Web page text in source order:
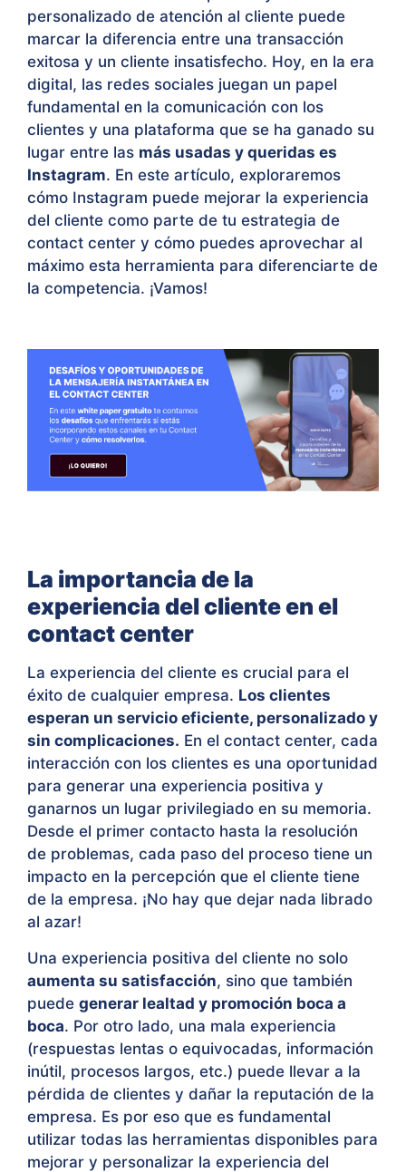
personalizado de atención al cliente puede
marcar la diferencia entre una transacción
exitosa y un cliente insatisfecho. Hoy, en la era
digital, las redes sociales juegan un papel
fundamental en la comunicación con los
clientes y una plataforma que se ha ganado su
lugar entre las más usadas y queridas es
Instagram. En este artículo, exploraremos
cómo Instagram puede mejorar la experiencia
del cliente como parte de tu estrategia de
contact center y cómo puedes aprovechar al
máximo esta herramienta para diferenciarte de
la competencia. ¡Vamos!
La importancia de la
experiencia del cliente en el
contact center
La experiencia del cliente es crucial para el
éxito de cualquier empresa. Los clientes
esperan un servicio eficiente, personalizado y
sin complicaciones. En el contact center, cada
interacción con los clientes es una oportunidad
para generar una experiencia positiva y
ganarnos un lugar privilegiado en su memoria.
Desde el primer contacto hasta la resolución
de problemas, cada paso del proceso tiene un
impacto en la percepción que el cliente tiene
de la empresa. ¡No hay que dejar nada librado
al azar!
Una experiencia positiva del cliente no solo
aumenta su satisfacción, sino que también
puede generar lealtad y promoción boca a
boca. Por otro lado, una mala experiencia
(respuestas lentas o equivocadas, información
inútil, procesos largos, etc.) puede llevar a la
pérdida de clientes y dañar la reputación de la
empresa. Es por eso que es fundamental
utilizar todas las herramientas disponibles para
mejorar y personalizar la experiencia del